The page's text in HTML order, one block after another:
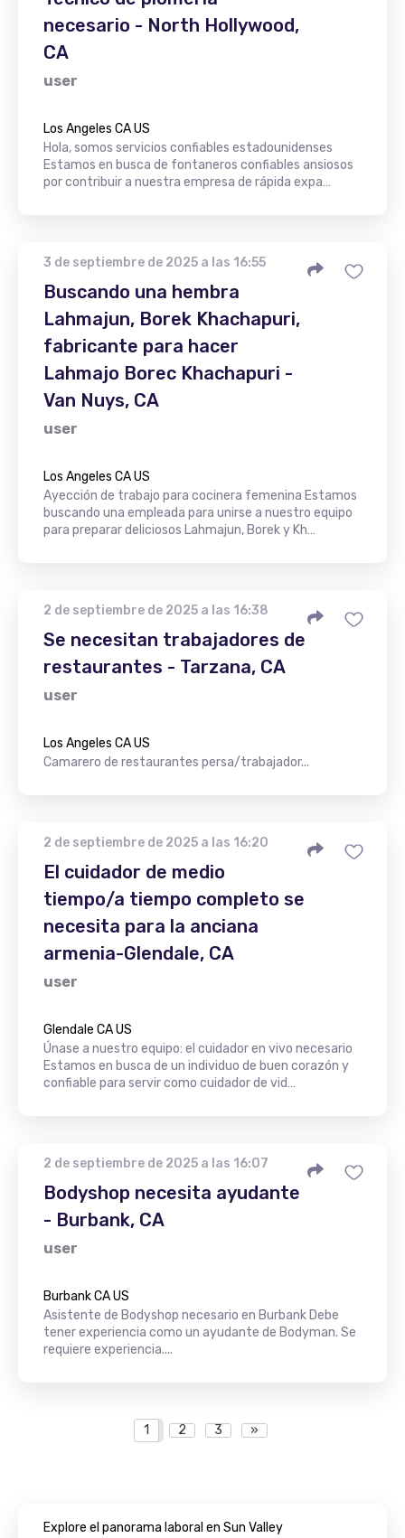
necesario - North Hollywood,
CA
user
Los Angeles CA US
Hola, somos servicios confiables estadounidenses
Estamos en busca de fontaneros confiables ansiosos
por contribuir a nuestra empresa de rápida expa…
3 de septiembre de 2025 a las 16:55
Buscando una hembra
Lahmajun, Borek Khachapuri,
fabricante para hacer
Lahmajo Borec Khachapuri -
Van Nuys, CA
user
Los Angeles CA US
Ayección de trabajo para cocinera femenina Estamos
buscando una empleada para unirse a nuestro equipo
para preparar deliciosos Lahmajun, Borek y Kh…
2 de septiembre de 2025 a las 16:38
Se necesitan trabajadores de
restaurantes - Tarzana, CA
user
Los Angeles CA US
Camarero de restaurantes persa/trabajador...
2 de septiembre de 2025 a las 16:20
El cuidador de medio
tiempo/a tiempo completo se
necesita para la anciana
armenia-Glendale, CA
user
Glendale CA US
Únase a nuestro equipo: el cuidador en vivo necesario
Estamos en busca de un individuo de buen corazón y
confiable para servir como cuidador de vid…
2 de septiembre de 2025 a las 16:07
Bodyshop necesita ayudante
- Burbank, CA
user
Burbank CA US
Asistente de Bodyshop necesario en Burbank Debe
tener experiencia como un ayudante de Bodyman. Se
requiere experiencia....
1 2 3 »
Explore el panorama laboral en Sun Valley